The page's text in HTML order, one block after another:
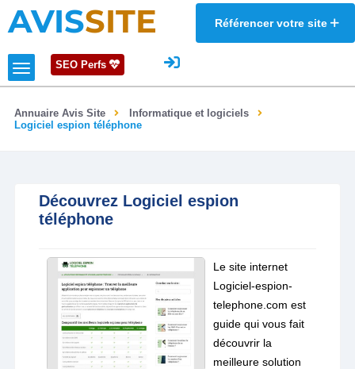
AVISSITE Référencer votre site
SEO Perfs
Annuaire Avis Site
Informatique et logiciels
Logiciel espion téléphone
Découvrez Logiciel espion
téléphone
Le site internet
Logiciel-espion-
telephone.com est
guide qui vous fait
découvrir la
meilleure solution